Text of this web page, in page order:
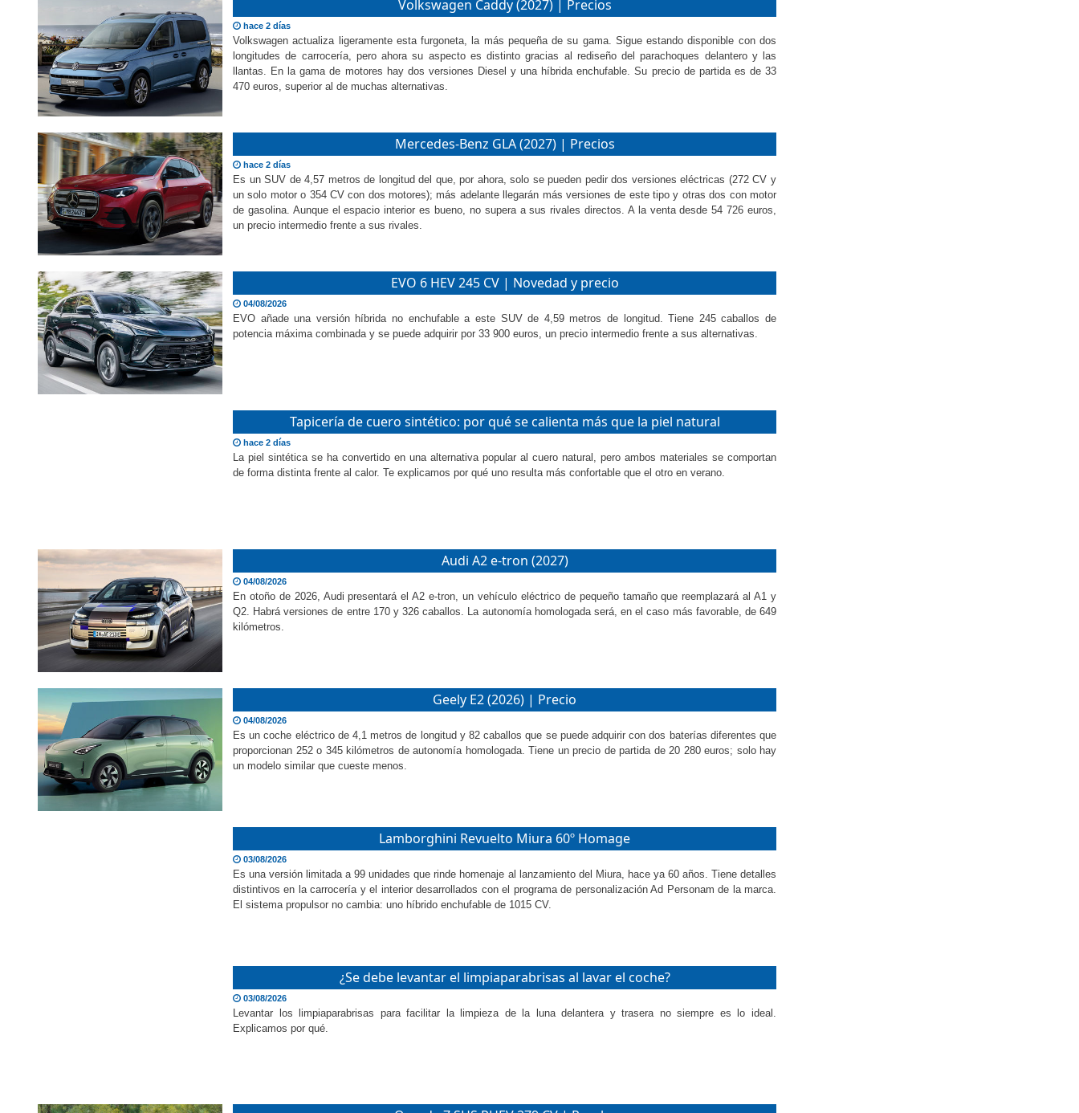
Volkswagen Caddy (2027) | Precios
hace 2 días
Volkswagen actualiza ligeramente esta furgoneta, la más pequeña de su gama. Sigue estando disponible con dos
longitudes de carrocería, pero ahora su aspecto es distinto gracias al rediseño del parachoques delantero y las
llantas. En la gama de motores hay dos versiones Diesel y una híbrida enchufable. Su precio de partida es de 33
470 euros, superior al de muchas alternativas.
Mercedes-Benz GLA (2027) | Precios
hace 2 días
Es un SUV de 4,57 metros de longitud del que, por ahora, solo se pueden pedir dos versiones eléctricas (272 CV y
un solo motor o 354 CV con dos motores); más adelante llegarán más versiones de este tipo y otras dos con motor
de gasolina. Aunque el espacio interior es bueno, no supera a sus rivales directos. A la venta desde 54 726 euros,
un precio intermedio frente a sus rivales.
EVO 6 HEV 245 CV | Novedad y precio
04/08/2026
EVO añade una versión híbrida no enchufable a este SUV de 4,59 metros de longitud. Tiene 245 caballos de
potencia máxima combinada y se puede adquirir por 33 900 euros, un precio intermedio frente a sus alternativas.
Tapicería de cuero sintético: por qué se calienta más que la piel natural
hace 2 días
La piel sintética se ha convertido en una alternativa popular al cuero natural, pero ambos materiales se comportan
de forma distinta frente al calor. Te explicamos por qué uno resulta más confortable que el otro en verano.
Audi A2 e-tron (2027)
04/08/2026
En otoño de 2026, Audi presentará el A2 e-tron, un vehículo eléctrico de pequeño tamaño que reemplazará al A1 y
Q2. Habrá versiones de entre 170 y 326 caballos. La autonomía homologada será, en el caso más favorable, de 649
kilómetros.
Geely E2 (2026) | Precio
04/08/2026
Es un coche eléctrico de 4,1 metros de longitud y 82 caballos que se puede adquirir con dos baterías diferentes que
proporcionan 252 o 345 kilómetros de autonomía homologada. Tiene un precio de partida de 20 280 euros; solo hay
un modelo similar que cueste menos.
Lamborghini Revuelto Miura 60º Homage
03/08/2026
Es una versión limitada a 99 unidades que rinde homenaje al lanzamiento del Miura, hace ya 60 años. Tiene detalles
distintivos en la carrocería y el interior desarrollados con el programa de personalización Ad Personam de la marca.
El sistema propulsor no cambia: uno híbrido enchufable de 1015 CV.
¿Se debe levantar el limpiaparabrisas al lavar el coche?
03/08/2026
Levantar los limpiaparabrisas para facilitar la limpieza de la luna delantera y trasera no siempre es lo ideal.
Explicamos por qué.